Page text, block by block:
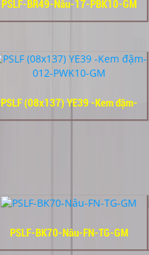
PSLF-BR49-Nâu-17-PBK10-GM
PSLF (08x137) YE39 -Kem đậm-
012-PWK10-GM
PSLF-BK70-Nâu-FN-TG-GM